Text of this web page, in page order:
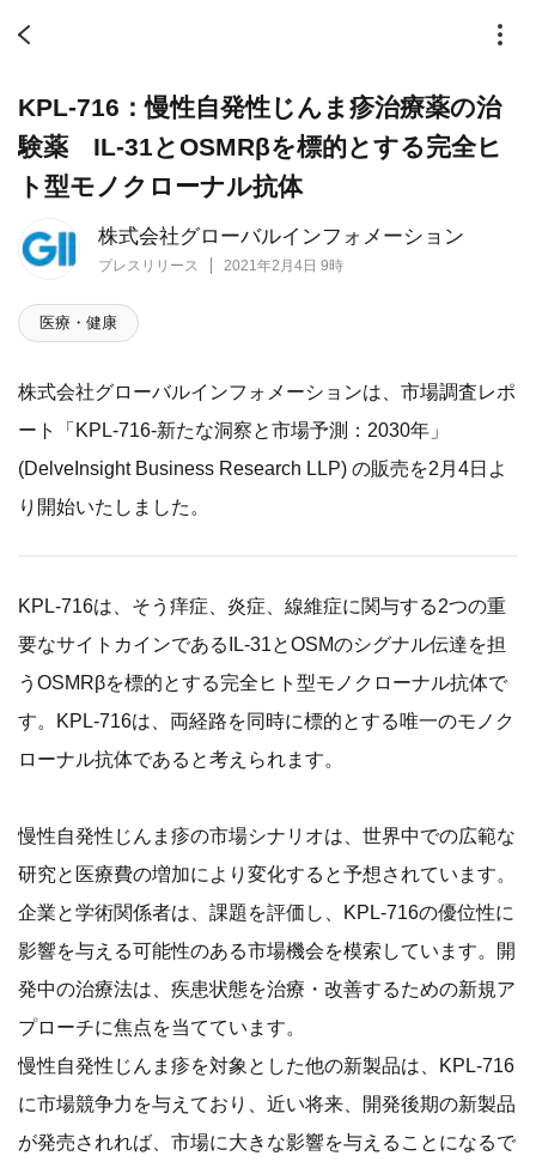
株式会社グローバルインフォメーション
プレスリリース 2021年2月4日 9時
KPL-716：慢性自発性じんま疹治療薬の治
験薬 IL-31とOSMRβを標的とする完全ヒ
ト型モノクローナル抗体
医療・健康
株式会社グローバルインフォメーションは、市場調査レポ
ート「KPL-716-新たな洞察と市場予測：2030年」
(DelveInsight Business Research LLP) の販売を2月4日よ
り開始いたしました。
KPL-716は、そう痒症、炎症、線維症に関与する2つの重
要なサイトカインであるIL-31とOSMのシグナル伝達を担
うOSMRβを標的とする完全ヒト型モノクローナル抗体で
す。KPL-716は、両経路を同時に標的とする唯一のモノク
ローナル抗体であると考えられます。
慢性自発性じんま疹の市場シナリオは、世界中での広範な
研究と医療費の増加により変化すると予想されています。
企業と学術関係者は、課題を評価し、KPL-716の優位性に
影響を与える可能性のある市場機会を模索しています。開
発中の治療法は、疾患状態を治療・改善するための新規ア
プローチに焦点を当てています。
慢性自発性じんま疹を対象とした他の新製品は、KPL-716
に市場競争力を与えており、近い将来、開発後期の新製品
が発売されれば、市場に大きな影響を与えることになるで